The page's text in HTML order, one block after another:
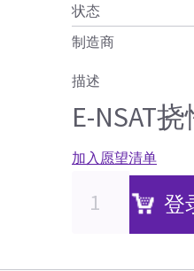
状态
制造商
描述
E-NSAT
加入愿望清单
登